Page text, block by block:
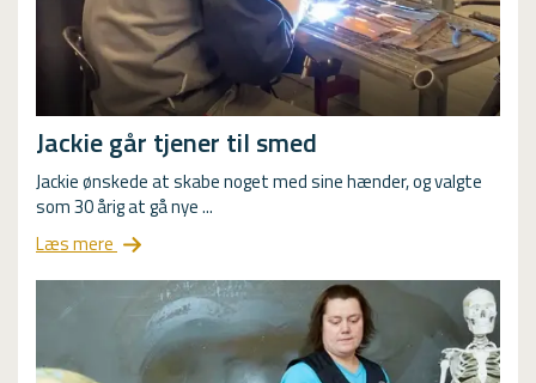
Jackie går tjener til smed
Jackie ønskede at skabe noget med sine hænder, og valgte
som 30 årig at gå nye ...
Læs mere